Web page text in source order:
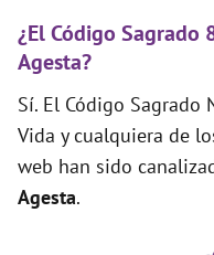
¿El Código Sagrado
Agesta?
Sí. El Código Sagrado
Vida y cualquiera de
web han sido
Agesta.